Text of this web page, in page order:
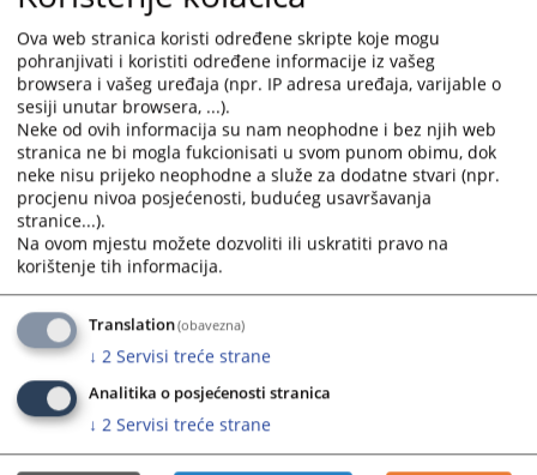
get
the
keyboard
shortcuts
for
changing
dates.
get
the
keyboard
shortcuts
for
changing
dates.
13.12.2023.
organizaciji i poslovanju Kancelarije za pravnu pomoć
Brčko distrikta BiH 30/21
13.12.2023.
Pravilnik o izmjenama i dopunama pravilnika o unutrašnjoj
organizaciji i poslovanju Kancelarije za pravnu pomoć
Brčko distrikta BiH 7/23
13.12.2023.
Pravilnik o izmjenama i dopunama pravilnika o unutrašnjoj
organizaciji i poslovanju Kancelarije za pravnu pomoć
Brčko distrikta BiH broj 19/19
Ova web stranica koristi određene skripte koje mogu
pohranjivati i koristiti određene informacije iz vašeg
browsera i vašeg uređaja (npr. IP adresa uređaja, varijable o
sesiji unutar browsera, ...).
Neke od ovih informacija su nam neophodne i bez njih web
stranica ne bi mogla fukcionisati u svom punom obimu, dok
neke nisu prijeko neophodne a služe za dodatne stvari (npr.
procjenu nivoa posjećenosti, budućeg usavršavanja
stranice...).
Na ovom mjestu možete dozvoliti ili uskratiti pravo na
korištenje tih informacija.
Translation(obavezna)
↓ 2 Servisi treće strane
Analitika o posjećenosti stranica
↓ 2 Servisi treće strane